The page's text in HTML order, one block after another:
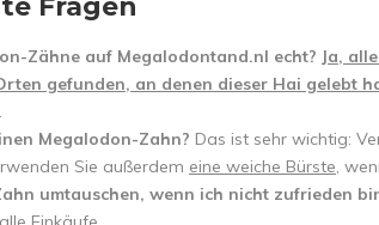
Fragen
Zähne auf Megalodontand.nl echt? Ja,
gefunden, an denen dieser Hai gelebt
Megalodon-Zahn? Das ist sehr wichtig:
Sie außerdem eine weiche Bürste,
umtauschen, wenn ich nicht zufrieden